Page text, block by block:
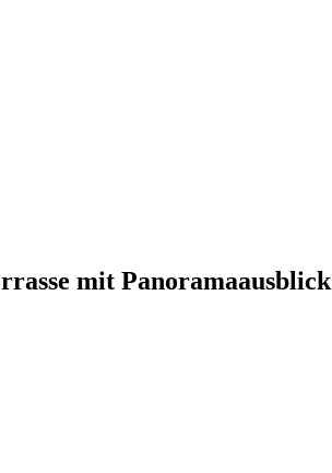
mit Panoramaausblick